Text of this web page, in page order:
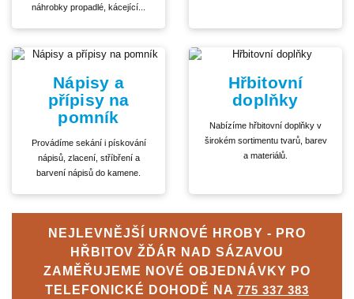
náhrobky propadlé, kácející...
Nápisy a
přípisy na
pomník
Provádíme sekání i pískování
nápisů, zlacení, stříbření a
barvení nápisů do kamene.
Hřbitovní
doplňky
Nabízíme hřbitovní doplňky v
širokém sortimentu tvarů, barev
a materiálů.
NEJLEVNĚJŠÍ URNOVÉ HROBY - PRO
HŘBITOV ŽĎÁR NAD SÁZAVOU
ZAMĚŘUJEME NOVÉ OBJEDNÁVKY PO
TELEFONICKÉ DOHODĚ NA 775 337 383